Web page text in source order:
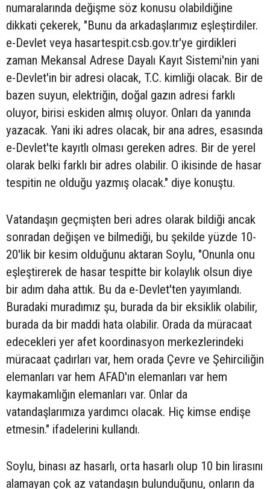
numaralarında değişme söz konusu olabildiğine
dikkati çekerek, "Bunu da arkadaşlarımız eşleştirdiler.
e-Devlet veya hasartespit.csb.gov.tr'ye girdikleri
zaman Mekansal Adrese Dayalı Kayıt Sistemi'nin yani
e-Devlet'in bir adresi olacak, T.C. kimliği olacak. Bir de
bazen suyun, elektriğin, doğal gazın adresi farklı
oluyor, birisi eskiden almış oluyor. Onları da yanında
yazacak. Yani iki adres olacak, bir ana adres, esasında
e-Devlet'te kayıtlı olması gereken adres. Bir de yerel
olarak belki farklı bir adres olabilir. O ikisinde de hasar
tespitin ne olduğu yazmış olacak." diye konuştu.
Vatandaşın geçmişten beri adres olarak bildiği ancak
sonradan değişen ve bilmediği, bu şekilde yüzde 10-
20'lik bir kesim olduğunu aktaran Soylu, "Onunla onu
eşleştirerek de hasar tespitte bir kolaylık olsun diye
bir adım daha attık. Bu da e-Devlet'ten yayımlandı.
Buradaki muradımız şu, burada da bir eksiklik olabilir,
burada da bir maddi hata olabilir. Orada da müracaat
edecekleri yer afet koordinasyon merkezlerindeki
müracaat çadırları var, hem orada Çevre ve Şehirciliğin
elemanları var hem AFAD'ın elemanları var hem
kaymakamlığın elemanları var. Onlar da
vatandaşlarımıza yardımcı olacak. Hiç kimse endişe
etmesin." ifadelerini kullandı.
Soylu, binası az hasarlı, orta hasarlı olup 10 bin lirasını
alamayan çok az vatandaşın bulunduğunu, onların da